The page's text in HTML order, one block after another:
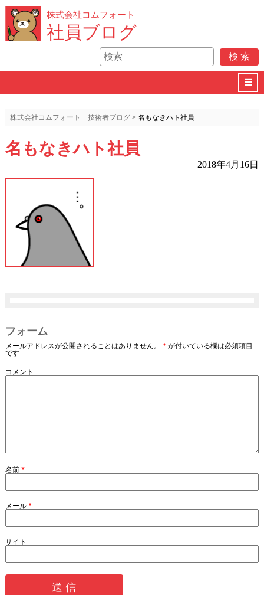
株式会社コムフォート
社員ブログ
☰
株式会社コムフォート 技術者ブログ> 名もなきハト社員
名もなきハト社員
2018年4月16日
フォーム
メールアドレスが公開されることはありません。 *が付いている欄は必須項目
です
コメント
名前 *
メール *
サイト